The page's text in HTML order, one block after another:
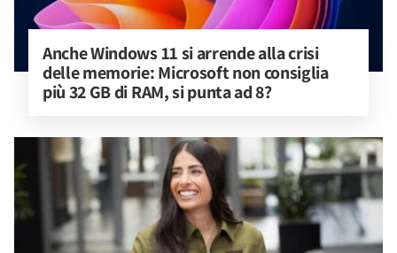
Anche Windows 11 si arrende alla crisi
delle memorie: Microsoft non consiglia
più 32 GB di RAM, si punta ad 8?